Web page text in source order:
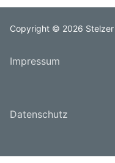
Copyright © 2026 Stelzer
Impressum
Datenschutz